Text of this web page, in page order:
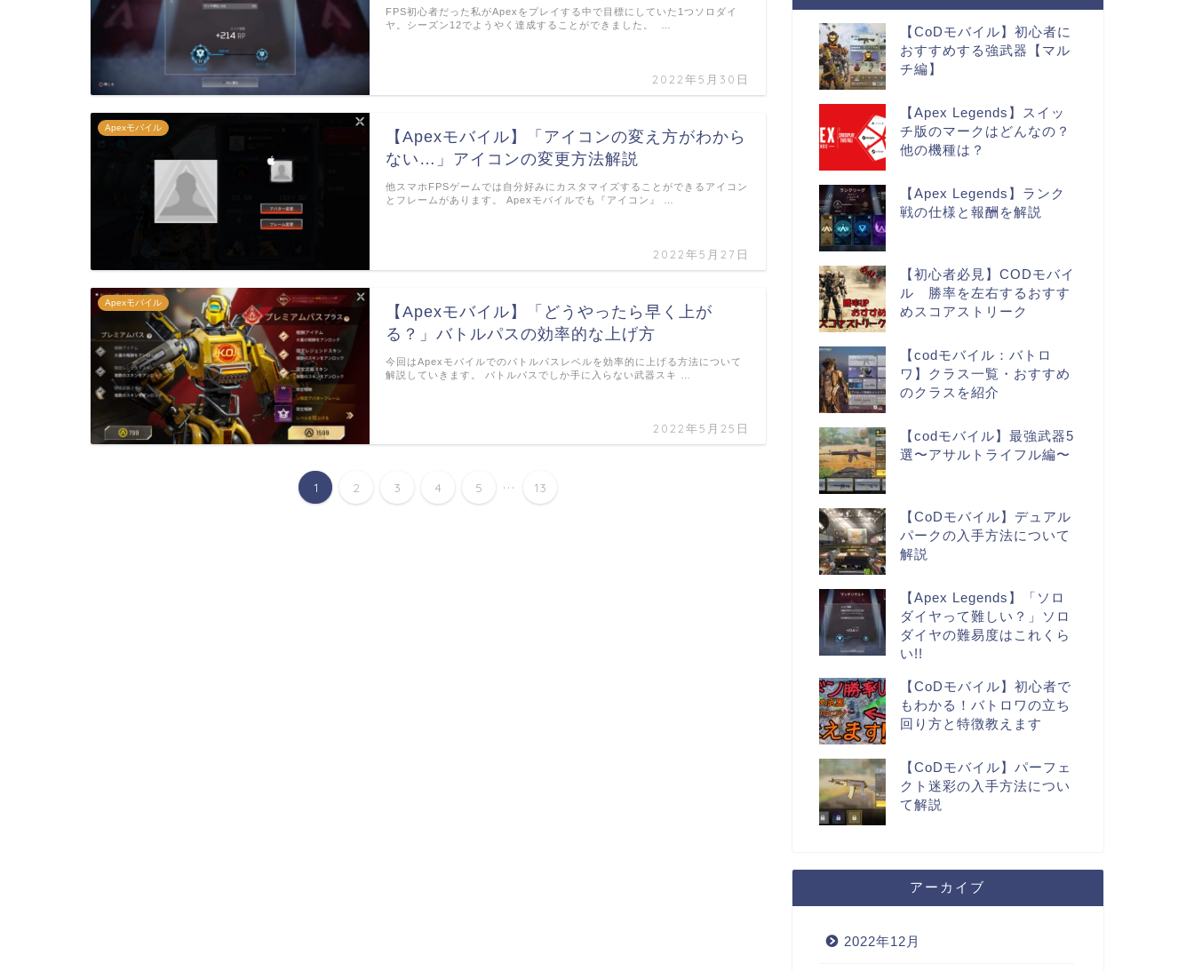
2022年5月30日
FPS初心者だった私がApexをプレイする中で目標にしていた1つソロダイ
ヤ。シーズン12でようやく達成することができました。 …
Apexモバイル
【Apexモバイル】「アイコンの変え方がわから
ない…」アイコンの変更方法解説
2022年5月27日
他スマホFPSゲームでは自分好みにカスタマイズすることができるアイコン
とフレームがあります。 Apexモバイルでも『アイコン』 …
Apexモバイル
【Apexモバイル】「どうやったら早く上が
る？」バトルパスの効率的な上げ方
2022年5月25日
今回はApexモバイルでのバトルパスレベルを効率的に上げる方法について
解説していきます。 バトルパスでしか手に入らない武器スキ …
1 2 3 4 5 ... 13
【CoDモバイル】初心者に
おすすめする強武器【マル
チ編】
【Apex Legends】スイッ
チ版のマークはどんなの？
他の機種は？
【Apex Legends】ランク
戦の仕様と報酬を解説
【初心者必見】CODモバイ
ル 勝率を左右するおすす
めスコアストリーク
【codモバイル：バトロ
ワ】クラス一覧・おすすめ
のクラスを紹介
【codモバイル】最強武器5
選〜アサルトライフル編〜
【CoDモバイル】デュアル
パークの入手方法について
解説
【Apex Legends】「ソロ
ダイヤって難しい？」ソロ
ダイヤの難易度はこれくら
い!!
【CoDモバイル】初心者で
もわかる！バトロワの立ち
回り方と特徴教えます
【CoDモバイル】パーフェ
クト迷彩の入手方法につい
て解説
アーカイブ
2022年12月